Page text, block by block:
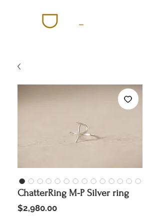
ChatterRing M-P Silver ring
$2,980.00價